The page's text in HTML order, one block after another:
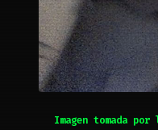
Imagen tomada